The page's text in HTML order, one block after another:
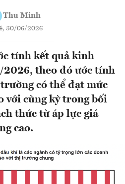
Thu Minh
30/06/2026
tính kết quả kinh
2026, theo đó ước tính
có thể đạt mức
với cùng kỳ trong bối
thức từ áp lực giá
cao.